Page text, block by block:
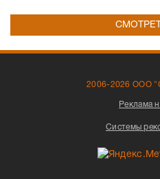
2006-2026 ООО
Реклама
Системы